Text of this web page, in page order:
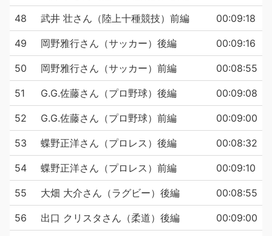
48 武井 壮さん（陸上十種競技）前編 00:09:18
49 岡野雅行さん（サッカー）後編 00:09:16
50 岡野雅行さん（サッカー）前編 00:08:55
51 G.G.佐藤さん（プロ野球）後編 00:09:08
52 G.G.佐藤さん（プロ野球）前編 00:09:00
53 蝶野正洋さん（プロレス）後編 00:08:32
54 蝶野正洋さん（プロレス）前編 00:09:10
55 大畑 大介さん（ラグビー）後編 00:08:55
56 出口 クリスタさん（柔道）後編 00:09:00